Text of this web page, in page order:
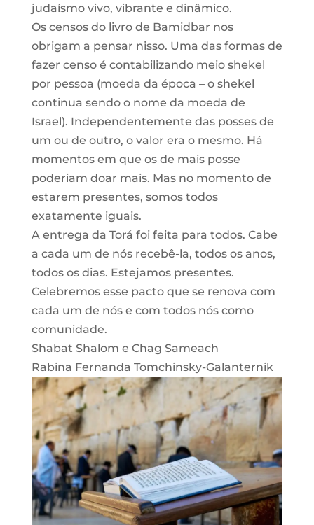
judaísmo vivo, vibrante e dinâmico.
Os censos do livro de Bamidbar nos
obrigam a pensar nisso. Uma das formas de
fazer censo é contabilizando meio shekel
por pessoa (moeda da época – o shekel
continua sendo o nome da moeda de
Israel). Independentemente das posses de
um ou de outro, o valor era o mesmo. Há
momentos em que os de mais posse
poderiam doar mais. Mas no momento de
estarem presentes, somos todos
exatamente iguais.
A entrega da Torá foi feita para todos. Cabe
a cada um de nós recebê-la, todos os anos,
todos os dias. Estejamos presentes.
Celebremos esse pacto que se renova com
cada um de nós e com todos nós como
comunidade.
Shabat Shalom e Chag Sameach
Rabina Fernanda Tomchinsky-Galanternik